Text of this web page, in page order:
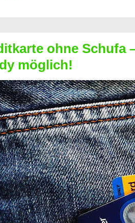
ohne Schufa
möglich!